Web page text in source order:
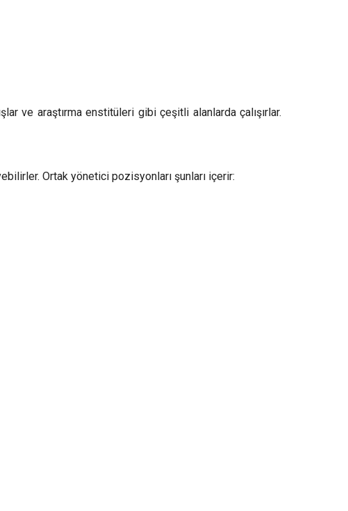
ve araştırma enstitüleri gibi çeşitli alanlarda çalışırlar.
Ortak yönetici pozisyonları şunları içerir: